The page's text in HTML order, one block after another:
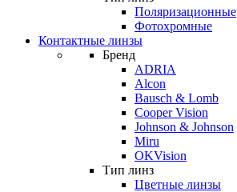
Поляризационные
Фотохромные
Контактные линзы
Бренд
ADRIA
Alcon
Bausch & Lomb
Cooper Vision
Johnson & Johnson
Miru
OKVision
Тип линз
Цветные линзы